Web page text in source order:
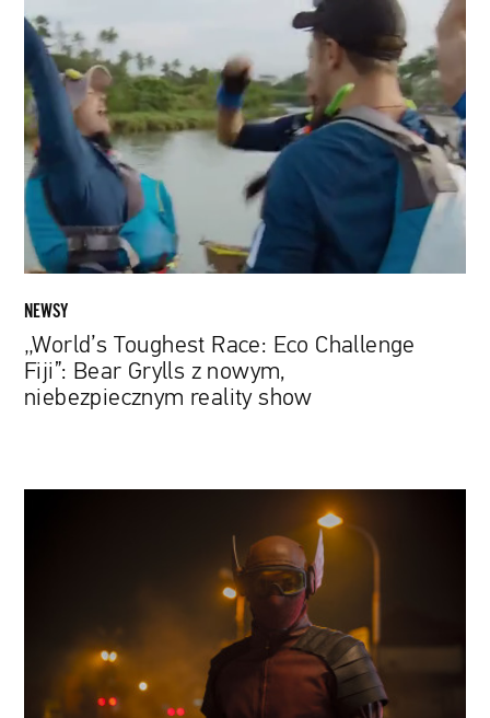
„World’s
Toughest
Race:
Eco
Challenge
Fiji”:
Bear
Grylls
z
nowym,
niebezpiecznym
reality
NEWSY
„World’s Toughest Race: Eco Challenge
Fiji”: Bear Grylls z nowym,
niebezpiecznym reality show